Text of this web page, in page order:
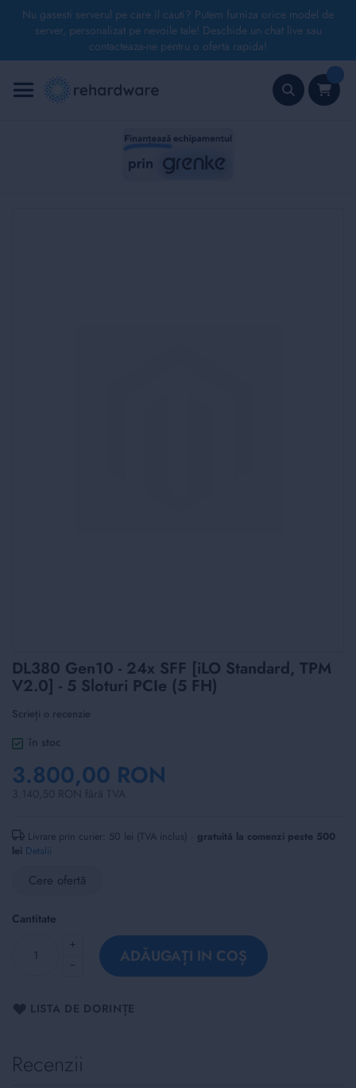
Nu gasesti serverul pe care il cauti? Putem furniza orice model de
server, personalizat pe nevoile tale! Deschide un chat live sau
contacteaza-ne pentru o oferta rapida!
la
Conținut
Skip
to
the
beginning
of
the
images
gallery
DL380 Gen10 - 24x SFF [iLO Standard, TPM
V2.0] - 5 Sloturi PCIe (5 FH)
Scrieți o recenzie
în stoc
3.800,00 RON
Livrare prin curier: 50 lei (TVA inclus) · gratuită la comenzi peste 500
lei Detalii
Cere ofertă
Cantitate
ADĂUGAȚI IN COȘ
LISTA DE DORINȚE
Recenzii